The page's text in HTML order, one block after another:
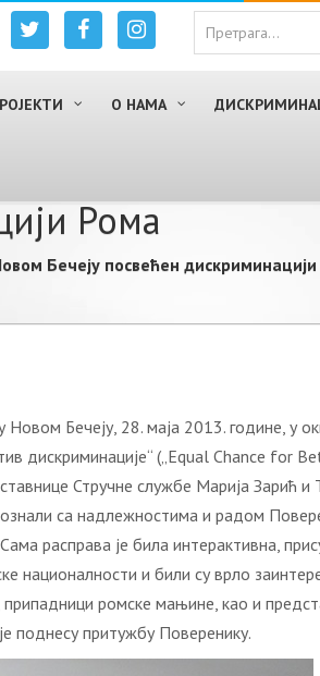
О НАМА
Рома
Бечеју посвећен
Бечеју, 28. маја 2013. године, у
дискриминaциje“ („Equal Chance for
Стручне службе Марија Зарић и
са надлежностима и радом
расправа је била интерактивна,
националности и били су врло
ромске мањине, као и
поднесу притужбу Поверенику.